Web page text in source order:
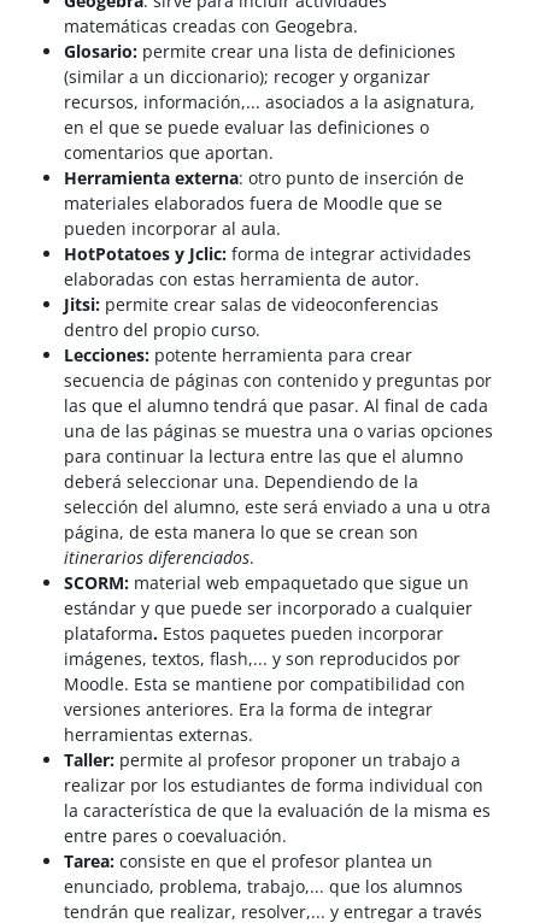
matemáticas creadas con Geogebra.
Glosario:permite crear una lista de definiciones
(similar a un diccionario); recoger y organizar
recursos, información,... asociados a la asignatura,
en el que se puede evaluar las definiciones o
comentarios que aportan.
Herramienta externa: otro punto de inserción de
materiales elaborados fuera de Moodle que se
pueden incorporar al aula.
HotPotatoes y Jclic:forma de integrar actividades
elaboradas con estas herramienta de autor.
Jitsi:permite crear salas de videoconferencias
dentro del propio curso.
Lecciones:potente herramienta para crear
secuencia de páginas con contenido y preguntas por
las que el alumno tendrá que pasar. Al final de cada
una de las páginas se muestra una o varias opciones
para continuar la lectura entre las que el alumno
deberá seleccionar una. Dependiendo de la
selección del alumno, este será enviado a una u otra
página, de esta manera lo que se crean son
itinerarios diferenciados.
SCORM:material web empaquetado que sigue un
estándar y que puede ser incorporado a cualquier
plataforma.Estos paquetes pueden incorporar
imágenes, textos, flash,... y son reproducidos por
Moodle. Esta se mantiene por compatibilidad con
versiones anteriores. Era la forma de integrar
herramientas externas.
Taller:permite al profesor proponer un trabajo a
realizar por los estudiantes de forma individual con
la característica de que la evaluación de la misma es
entre pares o coevaluación.
Tarea:consiste en que el profesor plantea un
enunciado, problema, trabajo,... que los alumnos
tendrán que realizar, resolver,... y entregar a través